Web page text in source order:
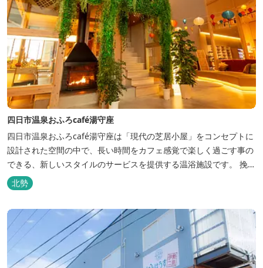
四日市温泉おふろcafé湯守座
四日市温泉おふろcafé湯守座は「現代の芝居小屋」をコンセプトに
設計された空間の中で、長い時間をカフェ感覚で楽しく過ごす事の
できる、新しいスタイルのサービスを提供する温浴施設です。 挽き
たてコーヒーやコミック、雑誌、マッサージチェア、Wi-Fiを無料
でご利用いただけます。
北勢